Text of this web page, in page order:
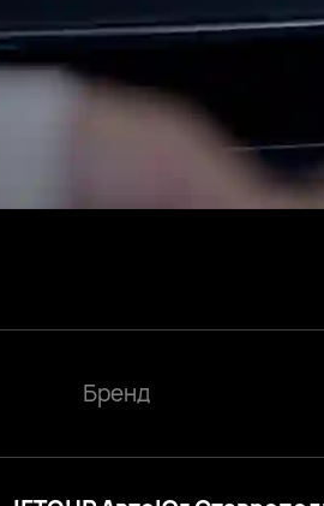
Бренд